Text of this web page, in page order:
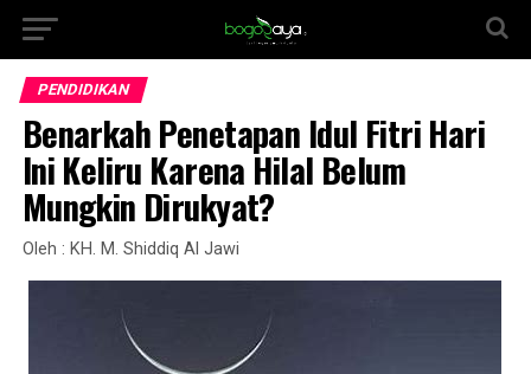
PENDIDIKAN
Benarkah Penetapan Idul Fitri Hari
Ini Keliru Karena Hilal Belum
Mungkin Dirukyat?
Oleh : KH. M. Shiddiq Al Jawi